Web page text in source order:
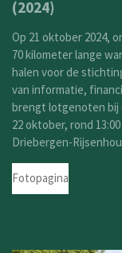
(2024)
Op 21 oktober 2024,
70 kilometer lange
halen voor de
van informatie,
brengt lotgenoten bij
22 oktober, rond
Driebergen-
Fotopagina